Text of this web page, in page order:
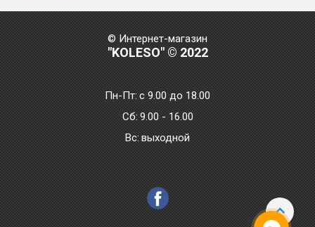
© Интернет-магазин
"KOLESO" © 2022
Пн-Пт:с 9.00 до 18.00
Сб: 9.00 - 16.00
Bc: выходной